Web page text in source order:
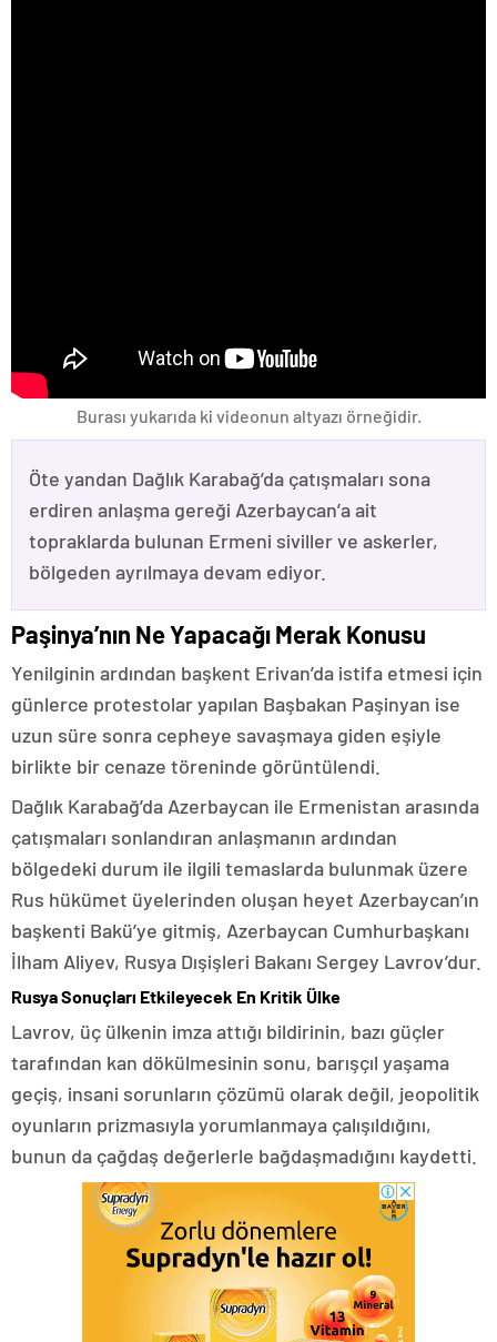
Burası yukarıda ki videonun altyazı örneğidir.
Öte yandan Dağlık Karabağ’da çatışmaları sona
erdiren anlaşma gereği Azerbaycan’a ait
topraklarda bulunan Ermeni siviller ve askerler,
bölgeden ayrılmaya devam ediyor.
Paşinya’nın Ne Yapacağı Merak Konusu
Yenilginin ardından başkent Erivan’da istifa etmesi için
günlerce protestolar yapılan Başbakan Paşinyan ise
uzun süre sonra cepheye savaşmaya giden eşiyle
birlikte bir cenaze töreninde görüntülendi.
Dağlık Karabağ’da Azerbaycan ile Ermenistan arasında
çatışmaları sonlandıran anlaşmanın ardından
bölgedeki durum ile ilgili temaslarda bulunmak üzere
Rus hükümet üyelerinden oluşan heyet Azerbaycan’ın
başkenti Bakü’ye gitmiş, Azerbaycan Cumhurbaşkanı
İlham Aliyev, Rusya Dışişleri Bakanı Sergey Lavrov’dur.
Rusya Sonuçları Etkileyecek En Kritik Ülke
Lavrov, üç ülkenin imza attığı bildirinin, bazı güçler
tarafından kan dökülmesinin sonu, barışçıl yaşama
geçiş, insani sorunların çözümü olarak değil, jeopolitik
oyunların prizmasıyla yorumlanmaya çalışıldığını,
bunun da çağdaş değerlerle bağdaşmadığını kaydetti.